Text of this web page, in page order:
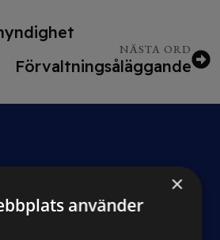
NÄSTA ORD
Förvaltningsåläggande
×
använder